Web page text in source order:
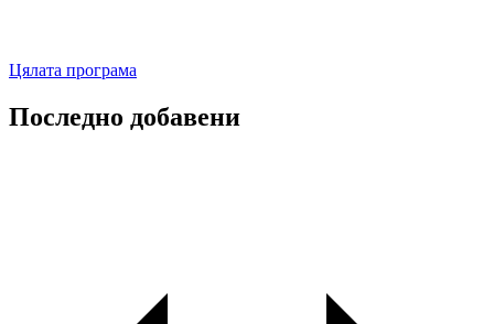
Цялата програма
Последно добавени